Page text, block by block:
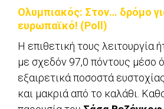
Ολυμπιακός: Στον… δρόμο
ευρωπαϊκό! (Poll)
Η επιθετική τους λειτουργία
με σχεδόν 97,0 πόντους μέσο
εξαιρετικά ποσοστά
και μακριά από το καλάθι.